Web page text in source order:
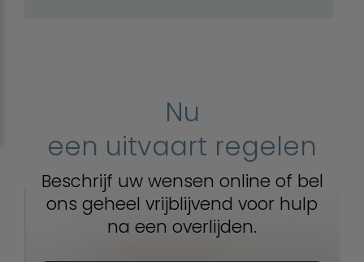
Nu
een uitvaart regelen
Beschrijf uw wensen online of bel
ons geheel vrijblijvend voor hulp
na een overlijden.